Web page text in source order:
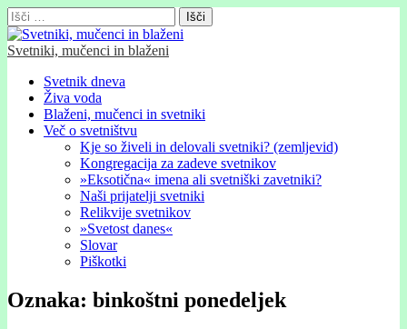
Išči:
Svetniki, mučenci in blaženi
Glavni
meni
Skip
content
Svetnik dneva
Živa voda
Blaženi, mučenci in svetniki
Več o svetništvu
Kje so živeli in delovali svetniki? (zemljevid)
Kongregacija za zadeve svetnikov
»Eksotična« imena ali svetniški zavetniki?
Naši prijatelji svetniki
Relikvije svetnikov
»Svetost danes«
Slovar
Piškotki
Oznaka: binkoštni ponedeljek